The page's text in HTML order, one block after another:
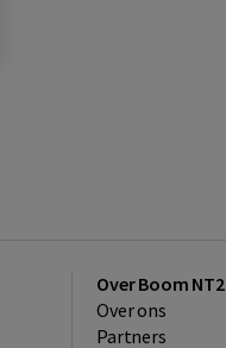
Over Boom NT2
Over ons
Partners